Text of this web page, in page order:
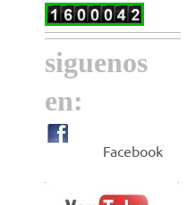
siguenos
en:
Facebook